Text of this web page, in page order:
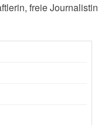
freie Journalistin